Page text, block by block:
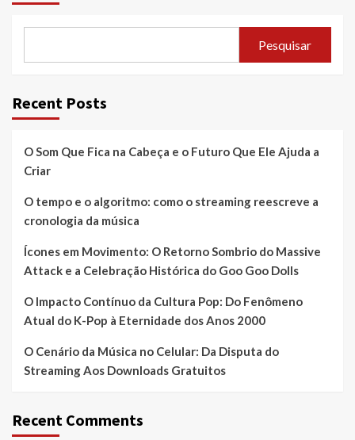
Pesquisar
Recent Posts
O Som Que Fica na Cabeça e o Futuro Que Ele Ajuda a
Criar
O tempo e o algoritmo: como o streaming reescreve a
cronologia da música
Ícones em Movimento: O Retorno Sombrio do Massive
Attack e a Celebração Histórica do Goo Goo Dolls
O Impacto Contínuo da Cultura Pop: Do Fenômeno
Atual do K-Pop à Eternidade dos Anos 2000
O Cenário da Música no Celular: Da Disputa do
Streaming Aos Downloads Gratuitos
Recent Comments